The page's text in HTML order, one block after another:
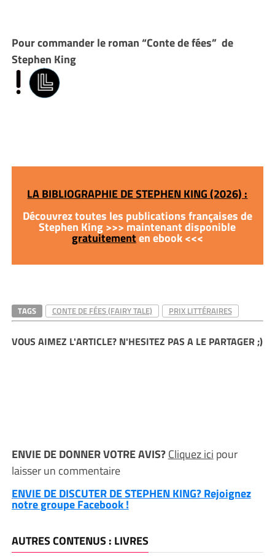
Pour commander le roman “Conte de fées” de
Stephen King
LA BIBLIOGRAPHIE DE STEPHEN KING (2026) :
Découvrez toutes les publications françaises de
Stephen King >>> maintenant disponible
gratuitementen ebook <<<
TAGS CONTE DE FÉES (FAIRY TALE) PRIX LITTÉRAIRES
VOUS AIMEZ L'ARTICLE? N'HESITEZ PAS A LE PARTAGER ;)
ENVIE DE DONNER VOTRE AVIS?Cliquez ici pour
laisser un commentaire
ENVIE DE DISCUTER DE STEPHEN KING? Rejoignez
notre groupe Facebook !
AUTRES CONTENUS : LIVRES